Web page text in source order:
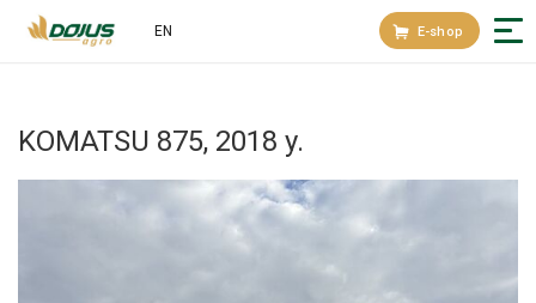
EN E-shop
KOMATSU 875, 2018 y.